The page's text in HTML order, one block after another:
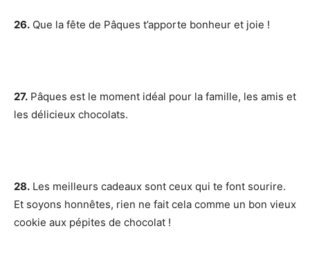
26. Que la fête de Pâques t’apporte bonheur et joie !
27. Pâques est le moment idéal pour la famille, les amis et
les délicieux chocolats.
28. Les meilleurs cadeaux sont ceux qui te font sourire.
Et soyons honnêtes, rien ne fait cela comme un bon vieux
cookie aux pépites de chocolat !